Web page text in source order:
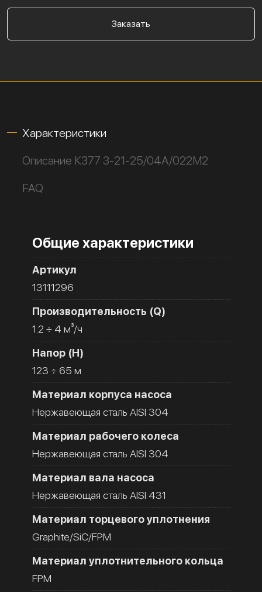
Заказать
Характеристики
Описание К377 3-21-25/04А/022М2
FAQ
Общие характеристики
Артикул
13111296
Производительность (Q)
1.2 ÷ 4 м³/ч
Напор (H)
123 ÷ 65 м
Материал корпуса насоса
Нержавеющая сталь AISI 304
Материал рабочего колеса
Нержавеющая сталь AISI 304
Материал вала насоса
Нержавеющая сталь AISI 431
Материал торцевого уплотнения
Graphite/SiC/FPM
Материал уплотнительного кольца
FPM